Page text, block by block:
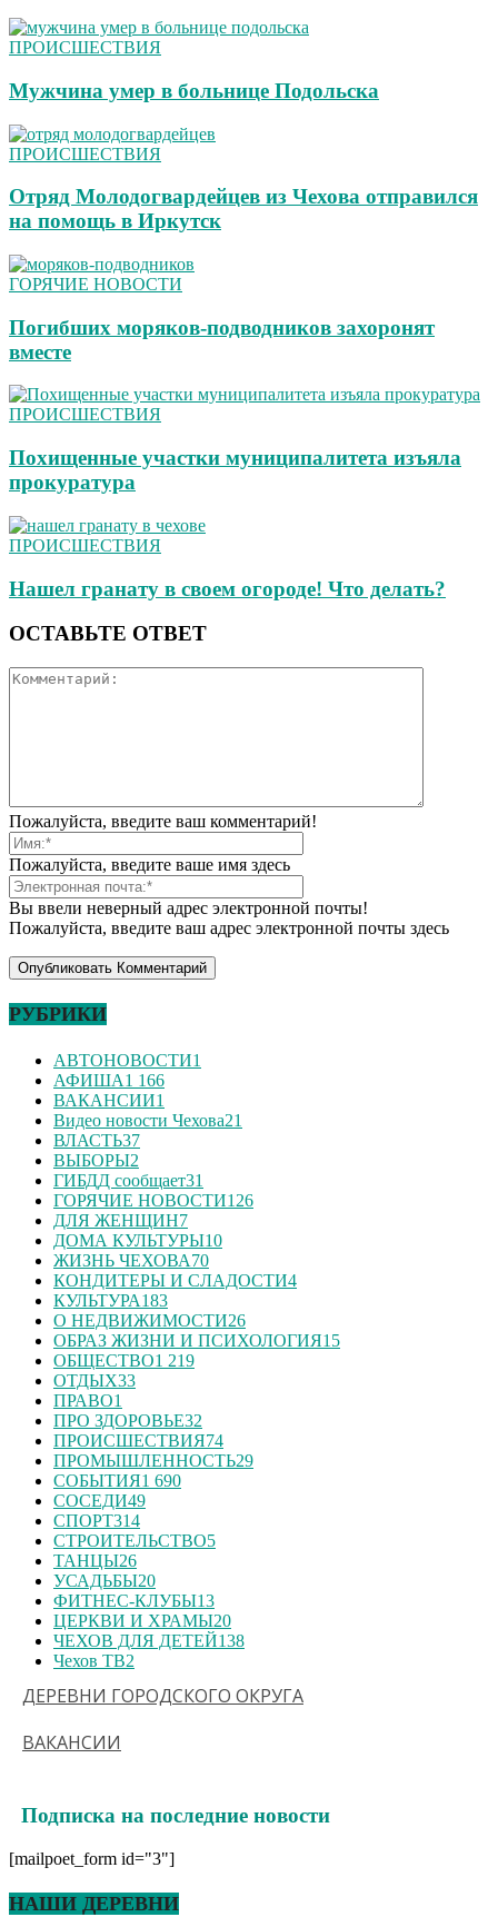
ПРОИСШЕСТВИЯ
Мужчина умер в больнице Подольска
ПРОИСШЕСТВИЯ
Отряд Молодогвардейцев из Чехова отправился
на помощь в Иркутск
ГОРЯЧИЕ НОВОСТИ
Погибших моряков-подводников захоронят
вместе
ПРОИСШЕСТВИЯ
Похищенные участки муниципалитета изъяла
прокуратура
ПРОИСШЕСТВИЯ
Нашел гранату в своем огороде! Что делать?
ОСТАВЬТЕ ОТВЕТ
Пожалуйста, введите ваш комментарий!
Пожалуйста, введите ваше имя здесь
Вы ввели неверный адрес электронной почты!
Пожалуйста, введите ваш адрес электронной почты здесь
РУБРИКИ
АВТОНОВОСТИ1
АФИША1 166
ВАКАНСИИ1
Видео новости Чехова21
ВЛАСТЬ37
ВЫБОРЫ2
ГИБДД сообщает31
ГОРЯЧИЕ НОВОСТИ126
ДЛЯ ЖЕНЩИН7
ДОМА КУЛЬТУРЫ10
ЖИЗНЬ ЧЕХОВА70
КОНДИТЕРЫ И СЛАДОСТИ4
КУЛЬТУРА183
О НЕДВИЖИМОСТИ26
ОБРАЗ ЖИЗНИ И ПСИХОЛОГИЯ15
ОБЩЕСТВО1 219
ОТДЫХ33
ПРАВО1
ПРО ЗДОРОВЬЕ32
ПРОИСШЕСТВИЯ74
ПРОМЫШЛЕННОСТЬ29
СОБЫТИЯ1 690
СОСЕДИ49
СПОРТ314
СТРОИТЕЛЬСТВО5
ТАНЦЫ26
УСАДЬБЫ20
ФИТНЕС-КЛУБЫ13
ЦЕРКВИ И ХРАМЫ20
ЧЕХОВ ДЛЯ ДЕТЕЙ138
Чехов ТВ2
ДЕРЕВНИ ГОРОДСКОГО ОКРУГА
ВАКАНСИИ
Подписка на последние новости
[mailpoet_form id="3"]
НАШИ ДЕРЕВНИ